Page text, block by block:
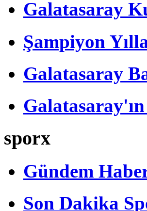
Galatasaray
Şampiyon
Galatasaray
sporx
Gündem
Son Dakika